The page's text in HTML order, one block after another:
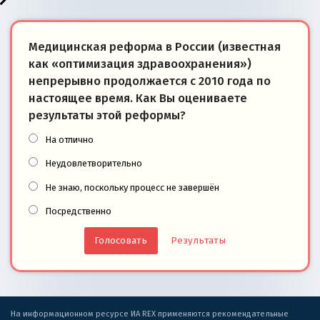
Медицинская реформа в России (известная
как «оптимизация здравоохранения»)
непрерывно продолжается с 2010 года по
настоящее время. Как Вы оцениваете
результаты этой реформы?
На отлично
Неудовлетворительно
Не знаю, поскольку процесс не завершён
Посредственно
Результаты
На информационном ресурсе ИА REX применяются рекомендательные